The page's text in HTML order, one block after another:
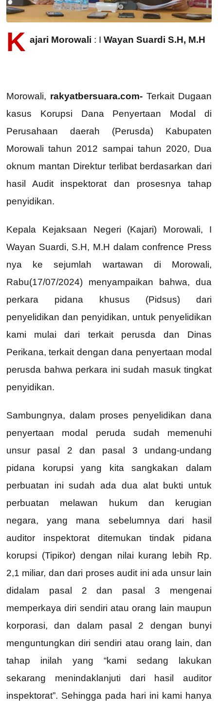
K ajari Morowali : I Wayan Suardi S.H, M.H
Morowali, rakyatbersuara.com- Terkait Dugaan
kasus Korupsi Dana Penyertaan Modal di
Perusahaan daerah (Perusda) Kabupaten
Morowali tahun 2012 sampai tahun 2020, Dua
oknum mantan Direktur terlibat berdasarkan dari
hasil Audit inspektorat dan prosesnya tahap
penyidikan.
Kepala Kejaksaan Negeri (Kajari) Morowali, I
Wayan Suardi, S.H, M.H dalam confrence Press
nya ke sejumlah wartawan di Morowali,
Rabu(17/07/2024) menyampaikan bahwa, dua
perkara pidana khusus (Pidsus) dari
penyelidikan dan penyidikan, untuk penyelidikan
kami mulai dari terkait perusda dan Dinas
Perikana, terkait dengan dana penyertaan modal
perusda bahwa perkara ini sudah masuk tingkat
penyidikan.
Sambungnya, dalam proses penyelidikan dana
penyertaan modal peruda sudah memenuhi
unsur pasal 2 dan pasal 3 undang-undang
pidana korupsi yang kita sangkakan dalam
perbuatan ini sudah ada dua alat bukti untuk
perbuatan melawan hukum dan kerugian
negara, yang mana sebelumnya dari hasil
auditor inspektorat ditemukan tindak pidana
korupsi (Tipikor) dengan nilai kurang lebih Rp.
2,1 miliar, dan dari proses audit ini ada unsur lain
didalam pasal 2 dan pasal 3 mengenai
memperkaya diri sendiri atau orang lain maupun
korporasi, dan dalam pasal 2 dengan bunyi
menguntungkan diri sendiri atau orang lain, dan
tahap inilah yang “kami sedang lakukan
sekarang menindaklanjuti dari hasil auditor
inspektorat”. Sehingga pada hari ini kami hanya